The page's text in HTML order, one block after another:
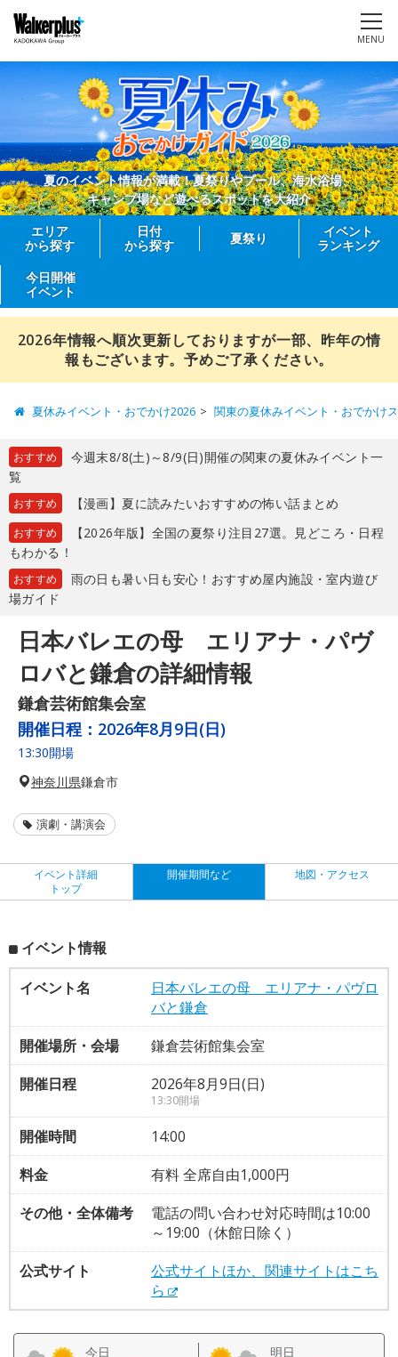
MENU
夏のイベント情報が満載！夏祭りやプール、海水浴場、
キャンプ場など遊べるスポットを大紹介
エリア
から探す
日付
から探す
夏祭り
イベント
ランキング
今日開催
イベント
2026年情報へ順次更新しておりますが一部、昨年の情
報もございます。予めご了承ください。
夏休みイベント・おでかけ2026 関東の夏休みイベント・おでかけ
おすすめ
今週末8/8(土)～8/9(日)開催の関東の夏休みイベント一
覧
おすすめ 【漫画】夏に読みたいおすすめの怖い話まとめ
おすすめ
【2026年版】全国の夏祭り注目27選。見どころ・日程
もわかる！
おすすめ
雨の日も暑い日も安心！おすすめ屋内施設・室内遊び
場ガイド
日本バレエの母 エリアナ・パヴ
ロバと鎌倉の詳細情報
鎌倉芸術館集会室
開催日程： 2026年8月9日(日)
13:30開場
神奈川県鎌倉市
演劇・講演会
イベント詳細
トップ
開催期間など 地図・アクセス
イベント情報
イベント名
日本バレエの母 エリアナ・パヴロ
バと鎌倉
開催場所・会場
鎌倉芸術館集会室
開催日程
2026年8月9日(日)
13:30開場
開催時間
14:00
料金
有料 全席自由1,000円
その他・全体備考
電話の問い合わせ対応時間は10:00
～19:00（休館日除く）
公式サイト
公式サイトほか、関連サイトはこち
ら
今日 明日